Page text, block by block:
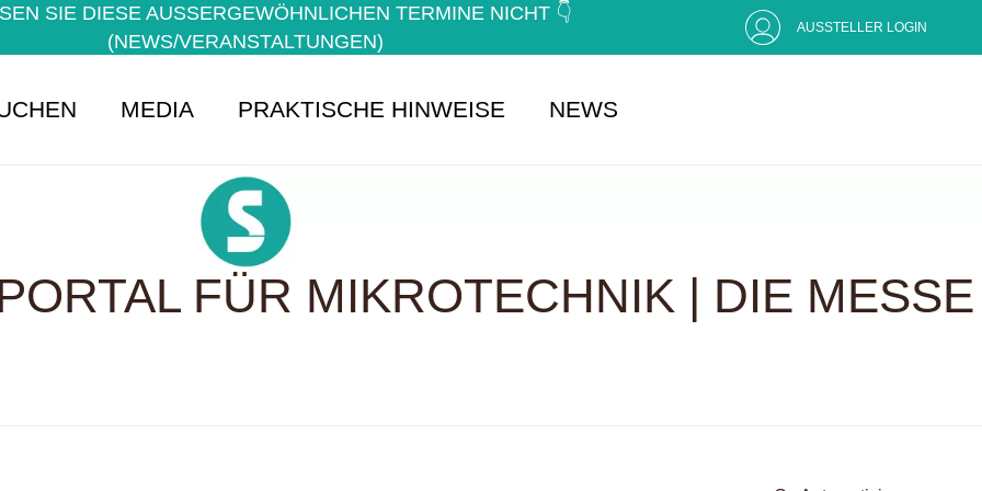
SIE DIESE AUSSERGEWÖHNLICHEN TERMINE NICHT 👇 (
NEWS/VERANSTALTUNGEN)
AUSSTELLER LOGIN
MEDIA PRAKTISCHE HINWEISE NEWS
FÜR MIKROTECHNIK | DIE MESSE